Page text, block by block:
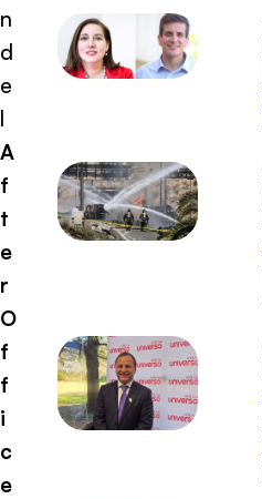
n
d
e
l
A
f
t
e
r
O
f
f
i
c
e